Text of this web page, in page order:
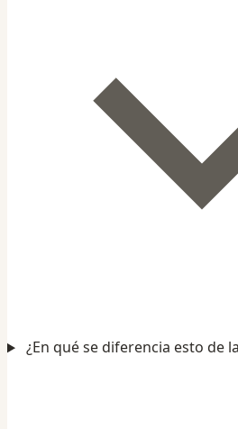
¿En qué se diferencia esto de